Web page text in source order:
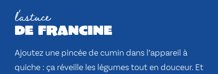
l'astuce
de francine
Ajoutez une pincée de cumin dans l’appareil à
quiche : ça réveille les légumes tout en douceur. Et